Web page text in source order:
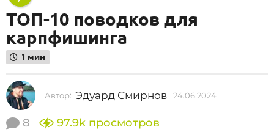
0
6
0
2
4
ТОП-10 поводков для
карпфишинга
1 мин
Автор: Эдуард Смирнов 24.06.2024
8 97.9k просмотров